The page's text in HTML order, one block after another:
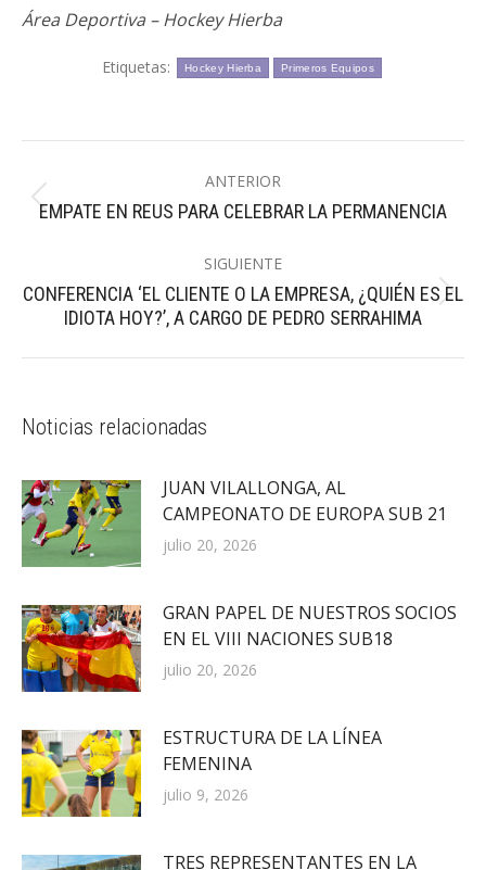
Área Deportiva – Hockey Hierba
Etiquetas: Hockey Hierba Primeros Equipos
entre
ANTERIOR
Publicación
EMPATE EN REUS PARA CELEBRAR LA PERMANENCIA
SIGUIENTE
Publicación
siguiente:
CONFERENCIA ‘EL CLIENTE O LA EMPRESA, ¿QUIÉN ES EL
IDIOTA HOY?’, A CARGO DE PEDRO SERRAHIMA
Noticias relacionadas
JUAN VILALLONGA, AL
CAMPEONATO DE EUROPA SUB 21
julio 20, 2026
GRAN PAPEL DE NUESTROS SOCIOS
EN EL VIII NACIONES SUB18
julio 20, 2026
ESTRUCTURA DE LA LÍNEA
FEMENINA
julio 9, 2026
TRES REPRESENTANTES EN LA